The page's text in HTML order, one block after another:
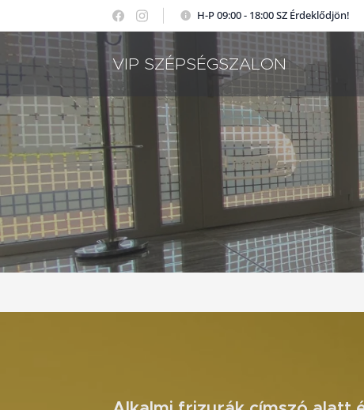
H-P 09:00 - 18:00 SZ Érdeklődjön!
VIP SZÉPSÉGSZALON